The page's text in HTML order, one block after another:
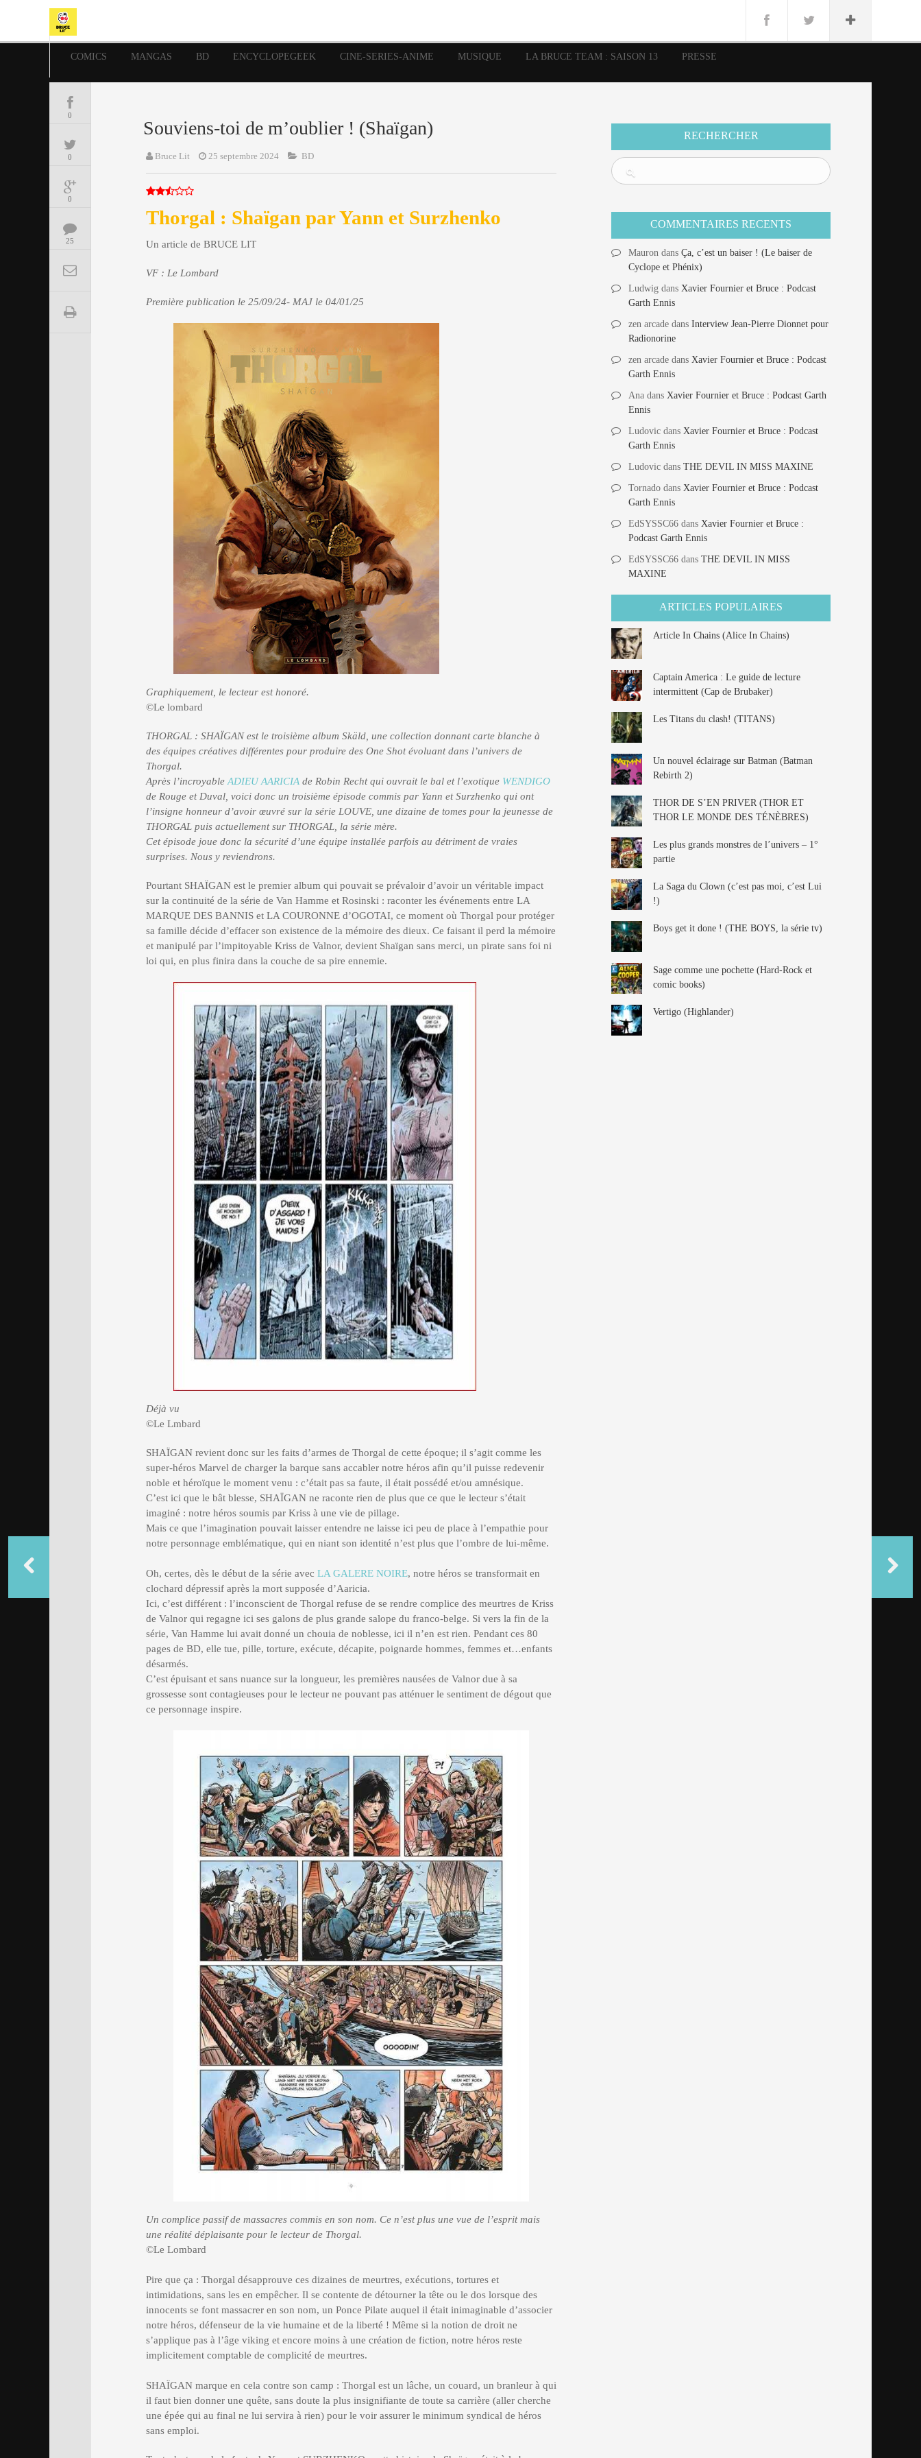
COMICS MANGAS BD ENCYCLOPEGEEK CINE-SERIES-ANIME MUSIQUE LA BRUCE TEAM : SAISON 13 PRESSE
0
0
0
25
Souviens-toi de m’oublier ! (Shaïgan)
Bruce Lit 25 septembre 2024 BD
Thorgal : Shaïgan par Yann et Surzhenko
Un article de BRUCE LIT
VF : Le Lombard
Première publication le 25/09/24- MAJ le 04/01/25
Graphiquement, le lecteur est honoré.
©Le lombard
THORGAL : SHAÏGAN est le troisième album Skäld, une collection donnant carte blanche à
des équipes créatives différentes pour produire des One Shot évoluant dans l’univers de
Thorgal.
Après l’incroyable ADIEU AARICIA de Robin Recht qui ouvrait le bal et l’exotique WENDIGO
de Rouge et Duval, voici donc un troisième épisode commis par Yann et Surzhenko qui ont
l’insigne honneur d’avoir œuvré sur la série LOUVE, une dizaine de tomes pour la jeunesse de
THORGAL puis actuellement sur THORGAL, la série mère.
Cet épisode joue donc la sécurité d’une équipe installée parfois au détriment de vraies
surprises. Nous y reviendrons.
Pourtant SHAÏGAN est le premier album qui pouvait se prévaloir d’avoir un véritable impact
sur la continuité de la série de Van Hamme et Rosinski : raconter les événements entre LA
MARQUE DES BANNIS et LA COURONNE d’OGOTAI, ce moment où Thorgal pour protéger
sa famille décide d’effacer son existence de la mémoire des dieux. Ce faisant il perd la mémoire
et manipulé par l’impitoyable Kriss de Valnor, devient Shaïgan sans merci, un pirate sans foi ni
loi qui, en plus finira dans la couche de sa pire ennemie.
Déjà vu
©Le Lmbard
SHAÏGAN revient donc sur les faits d’armes de Thorgal de cette époque; il s’agit comme les
super-héros Marvel de charger la barque sans accabler notre héros afin qu’il puisse redevenir
noble et héroïque le moment venu : c’était pas sa faute, il était possédé et/ou amnésique.
C’est ici que le bât blesse, SHAÏGAN ne raconte rien de plus que ce que le lecteur s’était
imaginé : notre héros soumis par Kriss à une vie de pillage.
Mais ce que l’imagination pouvait laisser entendre ne laisse ici peu de place à l’empathie pour
notre personnage emblématique, qui en niant son identité n’est plus que l’ombre de lui-même.
Oh, certes, dès le début de la série avec LA GALERE NOIRE, notre héros se transformait en
clochard dépressif après la mort supposée d’Aaricia.
Ici, c’est différent : l’inconscient de Thorgal refuse de se rendre complice des meurtres de Kriss
de Valnor qui regagne ici ses galons de plus grande salope du franco-belge. Si vers la fin de la
série, Van Hamme lui avait donné un chouia de noblesse, ici il n’en est rien. Pendant ces 80
pages de BD, elle tue, pille, torture, exécute, décapite, poignarde hommes, femmes et…enfants
désarmés.
C’est épuisant et sans nuance sur la longueur, les premières nausées de Valnor due à sa
grossesse sont contagieuses pour le lecteur ne pouvant pas atténuer le sentiment de dégout que
ce personnage inspire.
Un complice passif de massacres commis en son nom. Ce n’est plus une vue de l’esprit mais
une réalité déplaisante pour le lecteur de Thorgal.
©Le Lombard
Pire que ça : Thorgal désapprouve ces dizaines de meurtres, exécutions, tortures et
intimidations, sans les en empêcher. Il se contente de détourner la tête ou le dos lorsque des
innocents se font massacrer en son nom, un Ponce Pilate auquel il était inimaginable d’associer
notre héros, défenseur de la vie humaine et de la liberté ! Même si la notion de droit ne
s’applique pas à l’âge viking et encore moins à une création de fiction, notre héros reste
implicitement comptable de complicité de meurtres.
SHAÏGAN marque en cela contre son camp : Thorgal est un lâche, un couard, un branleur à qui
il faut bien donner une quête, sans doute la plus insignifiante de toute sa carrière (aller cherche
une épée qui au final ne lui servira à rien) pour le voir assurer le minimum syndical de héros
sans emploi.
RECHERCHER
COMMENTAIRES RECENTS
Mauron dansÇa, c’est un baiser ! (Le baiser de
Cyclope et Phénix)
Ludwig dansXavier Fournier et Bruce : Podcast
Garth Ennis
zen arcade dansInterview Jean-Pierre Dionnet pour
Radionorine
zen arcade dansXavier Fournier et Bruce : Podcast
Garth Ennis
Ana dansXavier Fournier et Bruce : Podcast Garth
Ennis
Ludovic dansXavier Fournier et Bruce : Podcast
Garth Ennis
Ludovic dansTHE DEVIL IN MISS MAXINE
Tornado dansXavier Fournier et Bruce : Podcast
Garth Ennis
EdSYSSC66 dansXavier Fournier et Bruce :
Podcast Garth Ennis
EdSYSSC66 dansTHE DEVIL IN MISS
MAXINE
ARTICLES POPULAIRES
Article In Chains (Alice In Chains)
Captain America : Le guide de lecture
intermittent (Cap de Brubaker)
Les Titans du clash! (TITANS)
Un nouvel éclairage sur Batman (Batman
Rebirth 2)
THOR DE S’EN PRIVER (THOR ET
THOR LE MONDE DES TÉNÈBRES)
Les plus grands monstres de l’univers – 1°
partie
La Saga du Clown (c’est pas moi, c’est Lui
!)
Boys get it done ! (THE BOYS, la série tv)
Sage comme une pochette (Hard-Rock et
comic books)
Vertigo (Highlander)
Mangas Marvel Mattie boy Musique
Panini Présence
Punisher Rock Semic Special Guest Spidey Superman